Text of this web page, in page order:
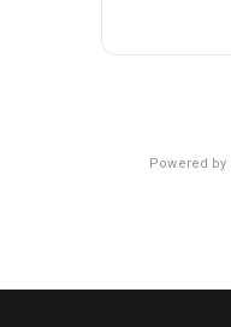
Powered by